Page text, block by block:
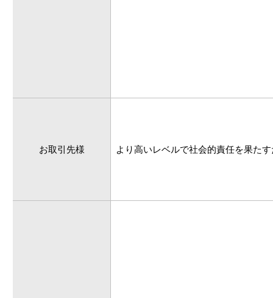
お取引先様 より高いレベルで社会的責任を果た